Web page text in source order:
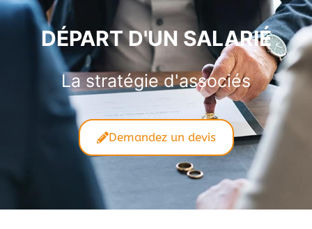
DÉPART D'UN SALARIÉ
La stratégie d'associés
Demandez un devis